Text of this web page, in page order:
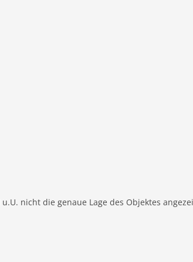
nicht die genaue Lage des Objektes